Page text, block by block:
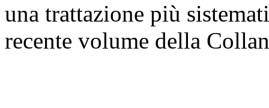
una trattazione più
recente volume della